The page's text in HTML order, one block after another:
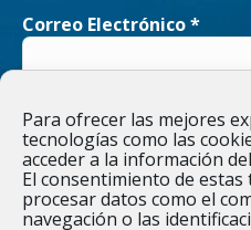
Para ofrecer las mejores
tecnologías como las
acceder a la información
El consentimiento de
procesar datos como el
navegación o las
in
window
in
window
Correo Electrónico*
He leído y acepto la
Responsable » Ayuntamiento de